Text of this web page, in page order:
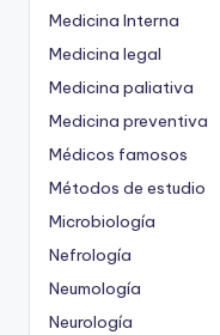
Medicina Interna
Medicina legal
Medicina paliativa
Medicina preventiva
Médicos famosos
Métodos de estudio
Microbiología
Nefrología
Neumología
Neurología